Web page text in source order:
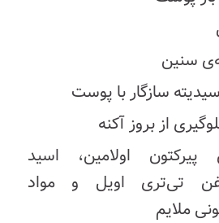
سنین
از بروز آکنه
اولامین، اسید
تی‌تری اویل و مواد
ملایم